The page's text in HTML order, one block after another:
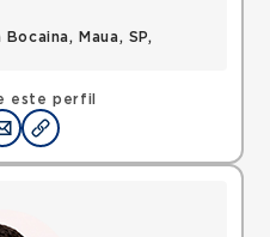
este perfil
Maua, SP,